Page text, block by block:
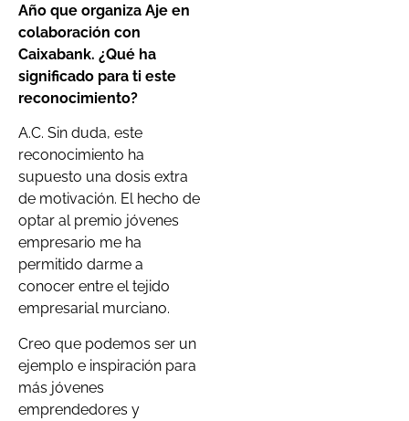
Año que organiza Aje en
colaboración con
Caixabank. ¿Qué ha
significado para ti este
reconocimiento?
A.C. Sin duda, este
reconocimiento ha
supuesto una dosis extra
de motivación. El hecho de
optar al premio jóvenes
empresario me ha
permitido darme a
conocer entre el tejido
empresarial murciano.
Creo que podemos ser un
ejemplo e inspiración para
más jóvenes
emprendedores y